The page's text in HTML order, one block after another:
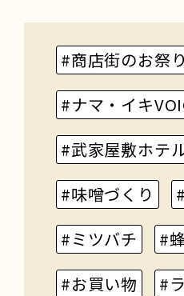
#商店街のお祭り
#ナマ・イキ
#武家屋敷ホテ
#味噌づくり
#ミツバチ
#
#お買い物
#